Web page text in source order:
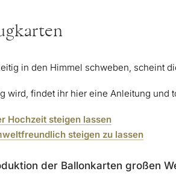
in den Himmel schweben, scheint
wird, findet ihr hier eine Anleitung und
Hochzeit steigen lassen
steigen zu lassen
der Ballonkarten großen